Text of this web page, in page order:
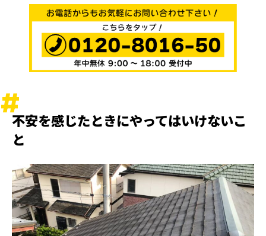
不安を感じたときにやってはいけないこ
と